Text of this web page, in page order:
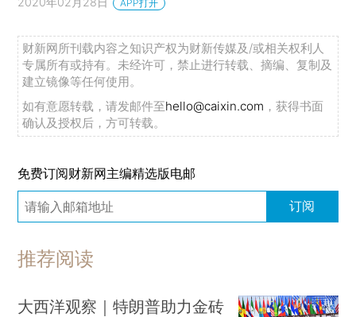
APP打开
财新网所刊载内容之知识产权为财新传媒及/或相关权利人
专属所有或持有。未经许可，禁止进行转载、摘编、复制及
建立镜像等任何使用。
如有意愿转载，请发邮件至hello@caixin.com ，获得书面
确认及授权后，方可转载。
免费订阅财新网主编精选版电邮
订阅
推荐阅读
大西洋观察｜特朗普助力金砖